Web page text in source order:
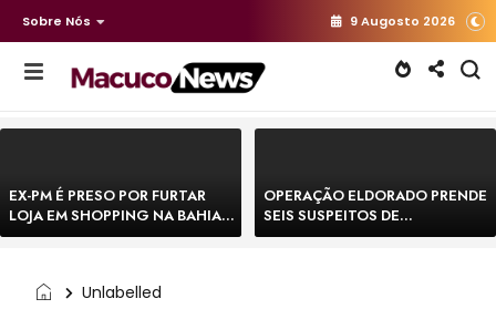
Sobre Nós 9 Augosto 2026
EX-PM É PRESO POR FURTAR
LOJA EM SHOPPING NA BAHIA E
ESCAPA CORRENDO DE
OPERAÇÃO ELDORADO PRENDE
SEIS SUSPEITOS DE
MOVIMENTAR R$ 25 MILHÕES
Unlabelled